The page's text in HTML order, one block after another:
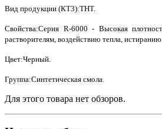
Вид продукции (КТ3):THT.
Свойства:Серия R-6000 - Высокая
растворителям, воздействию тепла, истиранию.
Цвет:Черный.
Группа:Синтетическая смола.
Для этого товара нет обзоров.